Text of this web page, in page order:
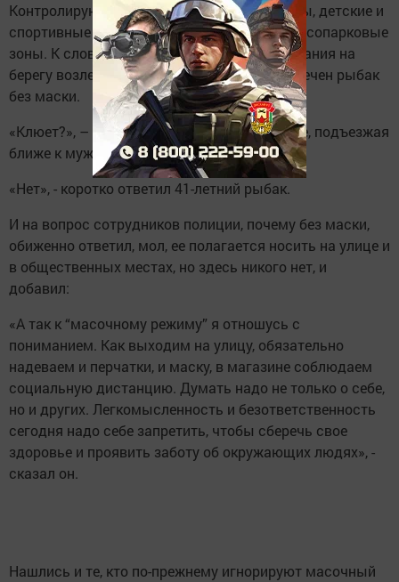
Контролируются не только улицы, магазины, детские и
спортивные площадки, но и прибрежные, лесопарковые
зоны. К слову, во время нашего патрулирования на
берегу возле Сазтамакского озера был замечен рыбак
без маски.
«Клюет?», – поинтересовались полицейские, подъезжая
ближе к мужчине.
«Нет», - коротко ответил 41-летний рыбак.
И на вопрос сотрудников полиции, почему без маски,
обиженно ответил, мол, ее полагается носить на улице и
в общественных местах, но здесь никого нет, и
добавил:
«А так к “масочному режиму” я отношусь с
пониманием. Как выходим на улицу, обязательно
надеваем и перчатки, и маску, в магазине соблюдаем
социальную дистанцию. Думать надо не только о себе,
но и других. Легкомысленность и безответственность
сегодня надо себе запретить, чтобы сберечь свое
здоровье и проявить заботу об окружающих людях», -
сказал он.
Нашлись и те, кто по-прежнему игнорируют масочный